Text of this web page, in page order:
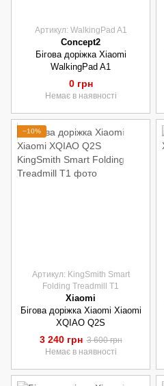
Артикул: WalkingPad A1
Concept2
Бігова доріжка Xiaomi
WalkingPad A1
0 грн
Немає в наявності
−10%
Артикул: KingSmith Smart
Folding Treadmill T1
Xiaomi
Бігова доріжка Xiaomi Xiaomi
XQIAO Q2S
3 240 грн 3 600 грн
Немає в наявності